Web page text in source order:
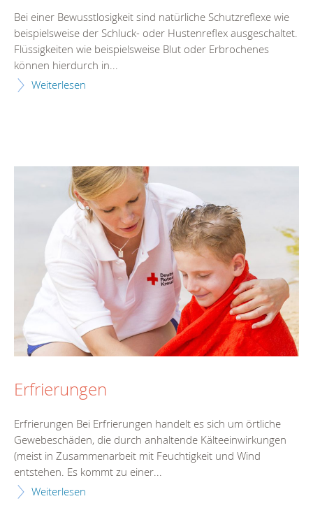
Bei einer Bewusstlosigkeit sind natürliche Schutzreflexe wie
beispielsweise der Schluck- oder Hustenreflex ausgeschaltet.
Flüssigkeiten wie beispielsweise Blut oder Erbrochenes
können hierdurch in...
Weiterlesen
Erfrierungen
Erfrierungen Bei Erfrierungen handelt es sich um örtliche
Gewebeschäden, die durch anhaltende Kälteeinwirkungen
(meist in Zusammenarbeit mit Feuchtigkeit und Wind
entstehen. Es kommt zu einer...
Weiterlesen